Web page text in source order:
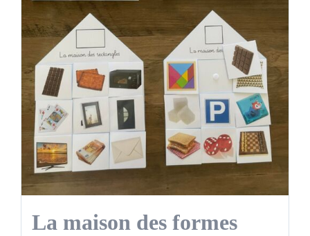
La maison des formes